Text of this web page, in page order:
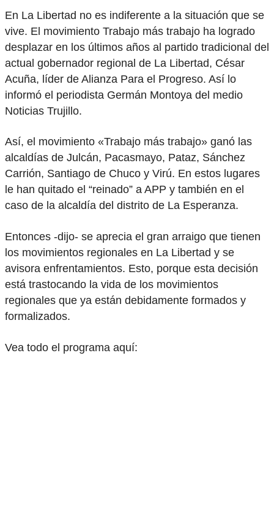
En La Libertad no es indiferente a la situación que se
vive. El movimiento Trabajo más trabajo ha logrado
desplazar en los últimos años al partido tradicional del
actual gobernador regional de La Libertad, César
Acuña, líder de Alianza Para el Progreso. Así lo
informó el periodista Germán Montoya del medio
Noticias Trujillo.
Así, el movimiento «Trabajo más trabajo» ganó las
alcaldías de Julcán, Pacasmayo, Pataz, Sánchez
Carrión, Santiago de Chuco y Virú. En estos lugares
le han quitado el “reinado” a APP y también en el
caso de la alcaldía del distrito de La Esperanza.
Entonces -dijo- se aprecia el gran arraigo que tienen
los movimientos regionales en La Libertad y se
avisora enfrentamientos. Esto, porque esta decisión
está trastocando la vida de los movimientos
regionales que ya están debidamente formados y
formalizados.
Vea todo el programa aquí: